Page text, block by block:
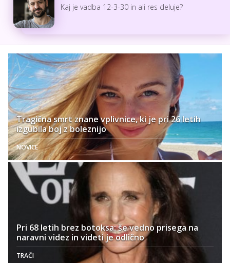
Kaj je vadba 12-3-30 in ali res deluje?
Tragična smrt znane vplivnice, ki je pri 26 letih
izgubila boj z boleznijo
NOVICE
Pri 68 letih brez botoksa: še vedno prisega na
naravni videz in videti je odlično
TRAČI